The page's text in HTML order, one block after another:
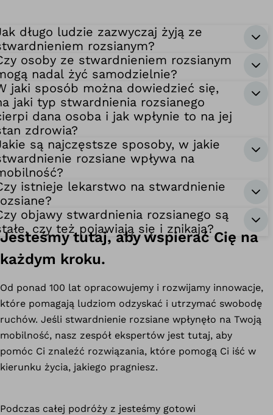
długo ludzie zazwyczaj żyją ze
rozsianym?
osoby ze stwardnieniem rozsianym
nadal żyć samodzielnie?
jaki sposób można dowiedzieć się,
jaki typ stwardnienia rozsianego
dana osoba i jak wpłynie to na jej
zdrowia?
są najczęstsze sposoby, w jakie
rozsiane wpływa na
istnieje lekarstwo na stwardnienie
objawy stwardnienia rozsianego są
czy też pojawiają się i znikają?
Jesteśmy tutaj, aby wspierać Cię na
każdym kroku.
Od ponad 100 lat opracowujemy i rozwijamy innowacje,
które pomagają ludziom odzyskać i utrzymać swobodę
ruchów. Jeśli stwardnienie rozsiane wpłynęło na Twoją
mobilność, nasz zespół ekspertów jest tutaj, aby
pomóc Ci znaleźć rozwiązania, które pomogą Ci iść w
kierunku życia, jakiego pragniesz.
Podczas całej podróży z jesteśmy gotowi